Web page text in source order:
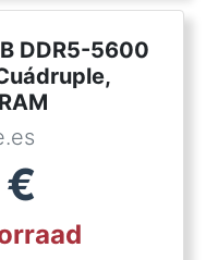
DDR5-5600
€